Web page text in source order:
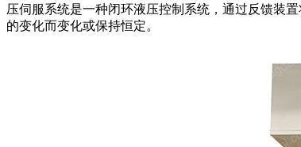
压伺服系统是一种闭环液压控制系统，通过反馈装
的变化而变化或保持恒定。